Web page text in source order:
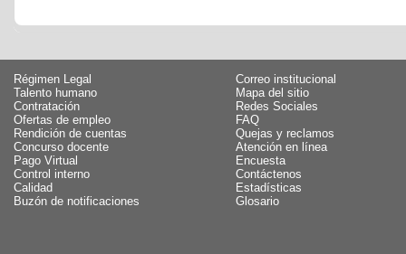
Régimen Legal
Talento humano
Contratación
Ofertas de empleo
Rendición de cuentas
Concurso docente
Pago Virtual
Control interno
Calidad
Buzón de notificaciones
Correo institucional
Mapa del sitio
Redes Sociales
FAQ
Quejas y reclamos
Atención en línea
Encuesta
Contáctenos
Estadísticas
Glosario